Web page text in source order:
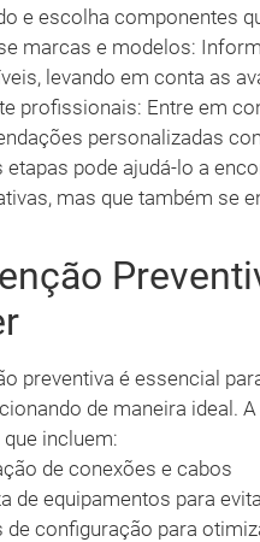
e escolha componentes
marcas e modelos:
levando em conta as
profissionais: Entre em
personalizadas
etapas pode ajudá-lo a
mas que também se
preventiva é essencial
de maneira ideal.
incluem:
de conexões e cabos
de equipamentos para
de configuração para